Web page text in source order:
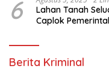
6
Lahan Tanah
Caplok
Berita Kriminal